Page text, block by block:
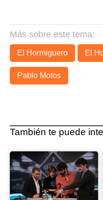
Más sobre este tema:
El Hormiguero El
Pablo Motos
También te puede